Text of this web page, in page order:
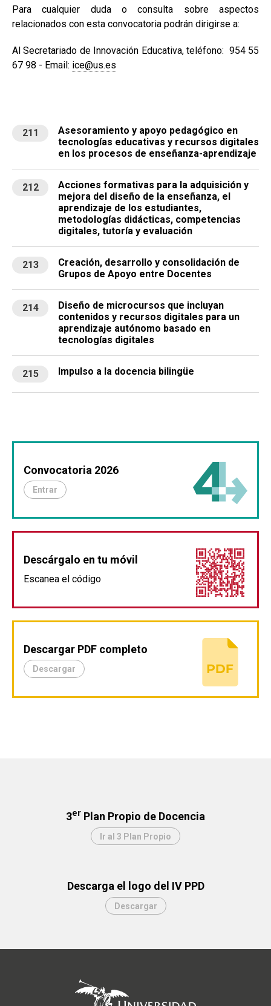
Para cualquier duda o consulta sobre aspectos
relacionados con esta convocatoria podrán dirigirse a:
Al Secretariado de Innovación Educativa, teléfono: 954 55
67 98 - Email: ice@us.es
211
Asesoramiento y apoyo pedagógico en
tecnologías educativas y recursos digitales
en los procesos de enseñanza-aprendizaje
212
Acciones formativas para la adquisición y
mejora del diseño de la enseñanza, el
aprendizaje de los estudiantes,
metodologías didácticas, competencias
digitales, tutoría y evaluación
213
Creación, desarrollo y consolidación de
Grupos de Apoyo entre Docentes
214
Diseño de microcursos que incluyan
contenidos y recursos digitales para un
aprendizaje autónomo basado en
tecnologías digitales
215 Impulso a la docencia bilingüe
Convocatoria 2026
Entrar
Descárgalo en tu móvil
Escanea el código
Descargar PDF completo
Descargar
3er Plan Propio de Docencia
Ir al 3 Plan Propio
Descarga el logo del IV PPD
Descargar